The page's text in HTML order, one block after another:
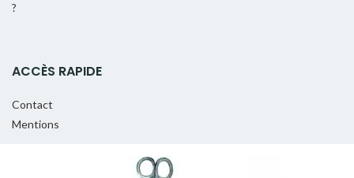
?
ACCÈS RAPIDE
Contact
Mentions